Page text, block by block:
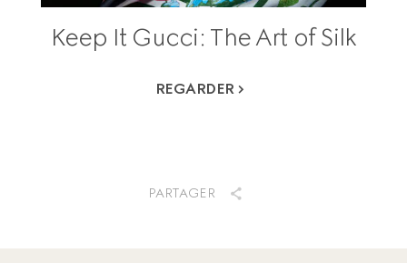
Keep It Gucci: The Art of Silk
REGARDER
PARTAGER